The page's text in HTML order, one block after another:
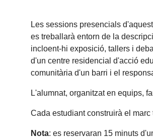
Les sessions presencials
es treballarà entorn de la
incloent-hi exposició, tallers i
d'un centre residencial d'acció
comunitària d'un barri i el
L'alumnat, organitzat en equips,
Cada estudiant construirà el
Nota: es reservaran 15 minuts